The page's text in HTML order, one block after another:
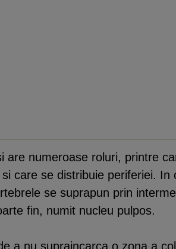
are numeroase roluri, printre
care se distribuie periferiei. In
se suprapun prin
fin, numit nucleu pulpos.
a nu supraincarca o zona a